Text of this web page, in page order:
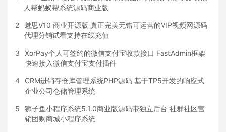
人帮蚂蚁帮系统源码商业版
2
魅思V10 商业开源版 真正完美无错可运营的VIP视频网源码
代理分销试看支持在线充值
3
XorPay个人可签约的微信支付宝收款接口 FastAdmin框架
快速接入微信支付宝支付插件
4
CRM进销存仓库管理系统PHP源码 基于TP5开发的响应式
企业公司仓储管理系统
5
狮子鱼小程序系统5.1.0商业版源码带独立后台 社群社区营
销团购商城小程序系统